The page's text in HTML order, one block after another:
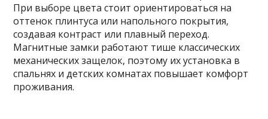
При выборе цвета стоит ориентироваться на
оттенок плинтуса или напольного покрытия,
создавая контраст или плавный переход.
Магнитные замки работают тише классических
механических защелок, поэтому их установка в
спальнях и детских комнатах повышает комфорт
проживания.